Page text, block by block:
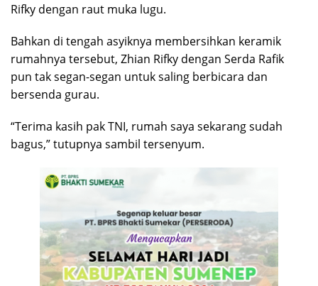
Rifky dengan raut muka lugu.
Bahkan di tengah asyiknya membersihkan keramik
rumahnya tersebut, Zhian Rifky dengan Serda Rafik
pun tak segan-segan untuk saling berbicara dan
bersenda gurau.
“Terima kasih pak TNI, rumah saya sekarang sudah
bagus,” tutupnya sambil tersenyum.